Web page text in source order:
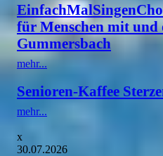
für Menschen mit und
Gummersbach
mehr...
Senioren-Kaffee
mehr...
x
30.07.2026